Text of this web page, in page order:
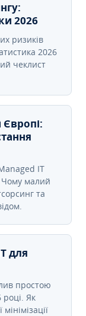
2026
ризиків
2026
чеклист
Європі:
IT
Чому малий
та
для
простою
році. Як